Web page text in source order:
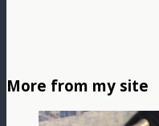
More from my site